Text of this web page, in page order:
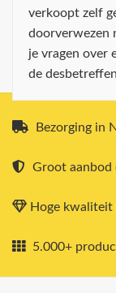
verkoopt zelf
doorverwezen
je vragen over
de
Bezorging in
Groot aanbod
Hoge kwaliteit
5.000+